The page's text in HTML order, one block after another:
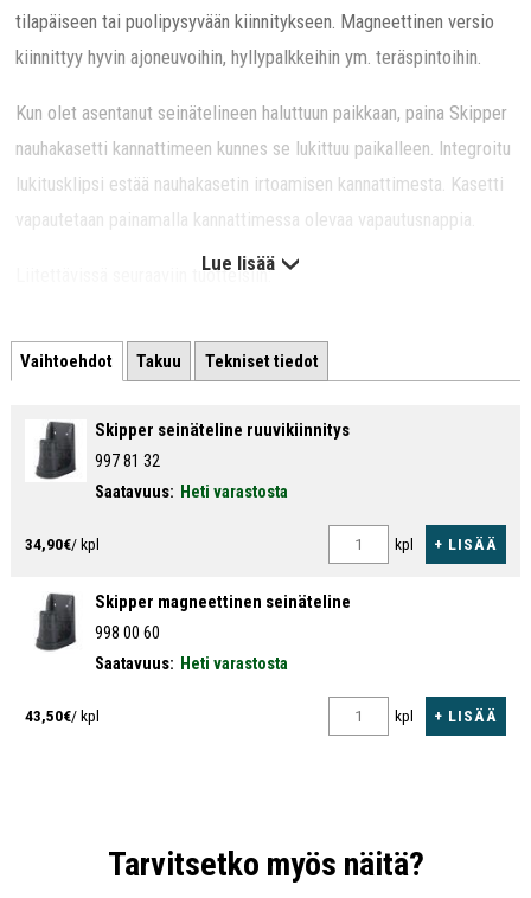
tilapäiseen tai puolipysyvään kiinnitykseen. Magneettinen versio
kiinnittyy hyvin ajoneuvoihin, hyllypalkkeihin ym. teräspintoihin.
Kun olet asentanut seinätelineen haluttuun paikkaan, paina Skipper
nauhakasetti kannattimeen kunnes se lukittuu paikalleen. Integroitu
lukitusklipsi estää nauhakasetin irtoamisen kannattimesta. Kasetti
vapautetaan painamalla kannattimessa olevaa vapautusnappia.
Liitettävissä seuraaviin tuotteisiin:
Skipper päätekappale
Lue lisää
Vaihtoehdot Takuu Tekniset tiedot
Skipper seinäteline ruuvikiinnitys
997 81 32
Saatavuus: Heti varastosta
34,90€/ kpl kpl + LISÄÄ
Skipper magneettinen seinäteline
998 00 60
Saatavuus: Heti varastosta
43,50€/ kpl kpl + LISÄÄ
Tarvitsetko myös näitä?